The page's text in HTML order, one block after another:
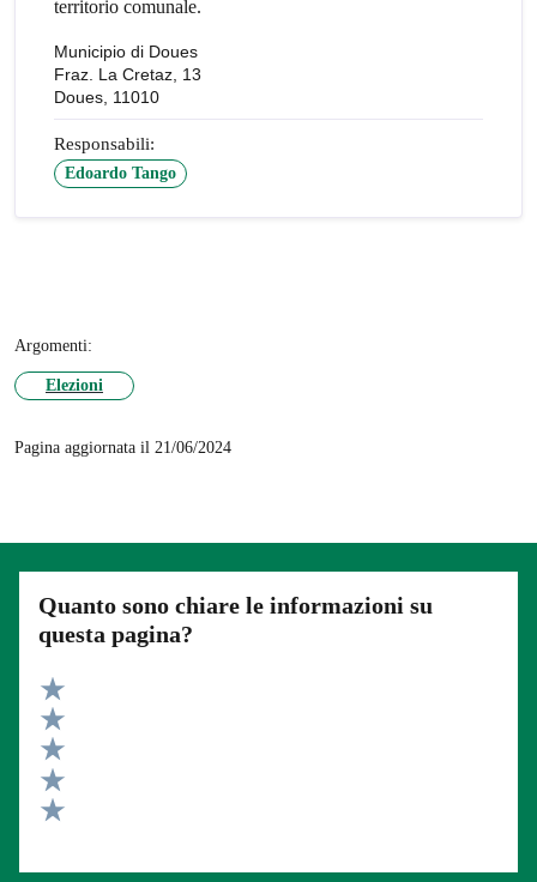
territorio comunale.
Municipio di Doues
Fraz. La Cretaz, 13
Doues, 11010
Responsabili:
Edoardo Tango
Argomenti:
Elezioni
Pagina aggiornata il 21/06/2024
Quanto sono chiare le informazioni su
questa pagina?
Valuta 5 stelle su 5
Valuta 4 stelle su 5
Valuta 3 stelle su 5
Valuta 2 stelle su 5